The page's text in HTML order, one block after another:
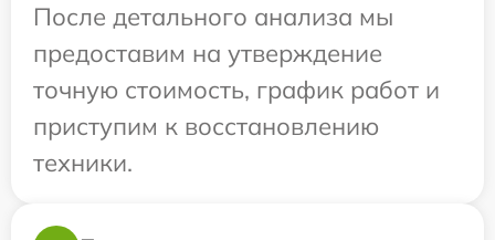
После детального анализа мы
предоставим на утверждение
точную стоимость, график работ и
приступим к восстановлению
техники.